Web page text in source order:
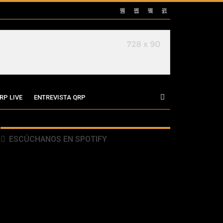
LIVE ENTREVISTA QRP
ESCÚCHANOS EN SPOTIFY